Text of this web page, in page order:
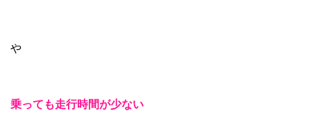
や
乗っても走行時間が少ない